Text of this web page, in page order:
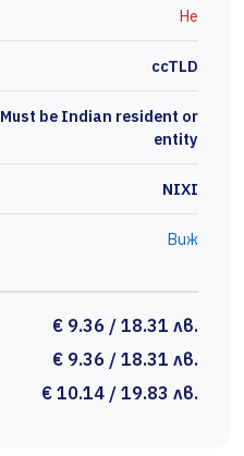
Не
ccTLD
Must be Indian resident or
entity
NIXI
Виж
€ 9.36 / 18.31 лв.
€ 9.36 / 18.31 лв.
€ 10.14 / 19.83 лв.